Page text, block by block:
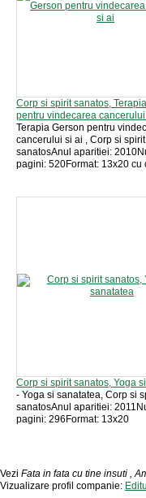
Corp si spirit sanatos,
pentru vindecarea
Terapia Gerson pentru
cancerului si ai , Corp si spirit
sanatosAnul aparitiei:
pagini: 520Format: 13x20 cu
Corp si spirit sanatos, Yoga
- Yoga si sanatatea, Corp si
sanatosAnul aparitiei:
pagini: 296Format: 13x20
Vezi Fata in fata cu tine insuti ,
Vizualizare profil companie: